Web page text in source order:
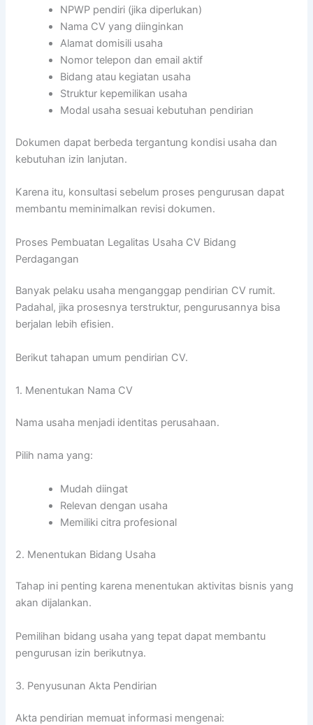
NPWP pendiri (jika diperlukan)
Nama CV yang diinginkan
Alamat domisili usaha
Nomor telepon dan email aktif
Bidang atau kegiatan usaha
Struktur kepemilikan usaha
Modal usaha sesuai kebutuhan pendirian
Dokumen dapat berbeda tergantung kondisi usaha dan
kebutuhan izin lanjutan.
Karena itu, konsultasi sebelum proses pengurusan dapat
membantu meminimalkan revisi dokumen.
Proses Pembuatan Legalitas Usaha CV Bidang
Perdagangan
Banyak pelaku usaha menganggap pendirian CV rumit.
Padahal, jika prosesnya terstruktur, pengurusannya bisa
berjalan lebih efisien.
Berikut tahapan umum pendirian CV.
1. Menentukan Nama CV
Nama usaha menjadi identitas perusahaan.
Pilih nama yang:
Mudah diingat
Relevan dengan usaha
Memiliki citra profesional
2. Menentukan Bidang Usaha
Tahap ini penting karena menentukan aktivitas bisnis yang
akan dijalankan.
Pemilihan bidang usaha yang tepat dapat membantu
pengurusan izin berikutnya.
3. Penyusunan Akta Pendirian
Akta pendirian memuat informasi mengenai: